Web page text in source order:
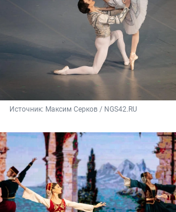
Источник: Максим Серков / NGS42.RU